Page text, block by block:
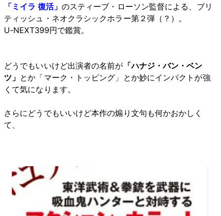
「ミイラ 復活」 のスティーブ・ローソン監督による、ブリ
ティッシュ・ネオクラシックホラー第２弾（？）。
U-NEXT399円で鑑賞。
どうでもいいけど出演者の名前が 「ハナジ・バン・ベン
ツ」 とか「マーク・トッピング」とか妙にインパクトが強
くて気になります。
さらにどうでもいいけど本作の煽り文句も何かおかしく
て、